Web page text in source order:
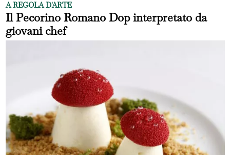
A REGOLA D'ARTE
Il Pecorino Romano Dop interpretato da
giovani chef